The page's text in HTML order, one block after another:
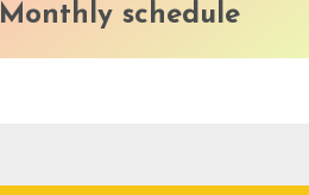
Monthly schedule